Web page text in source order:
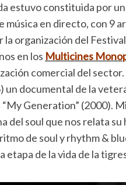
estuvo constituida por
música en directo, con 9
organización del
en los Multicines
comercial del
un documental de la
Generation” (2000).
del soul que nos relata
de soul y rhythm &
etapa de la vida de la